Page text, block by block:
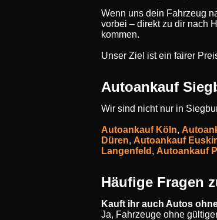
Wenn uns dein Fahrzeug
vorbei – direkt zu dir nach
kommen.
Unser Ziel ist ein fairer
Autoankauf
Wir sind nicht nur in
Autoankauf Köln,
Düren, Autoankauf
Langenfeld , Autoankauf
Häufige Fragen
Kauft ihr auch Autos
Ja, Fahrzeuge ohne